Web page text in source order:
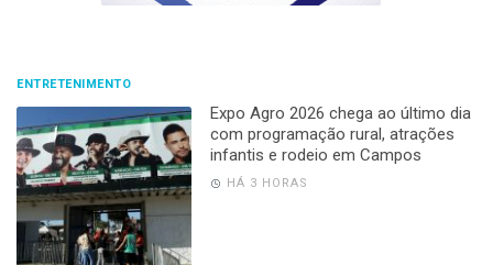
ENTRETENIMENTO
Expo Agro 2026 chega ao último dia
com programação rural, atrações
infantis e rodeio em Campos
HÁ 3 HORAS